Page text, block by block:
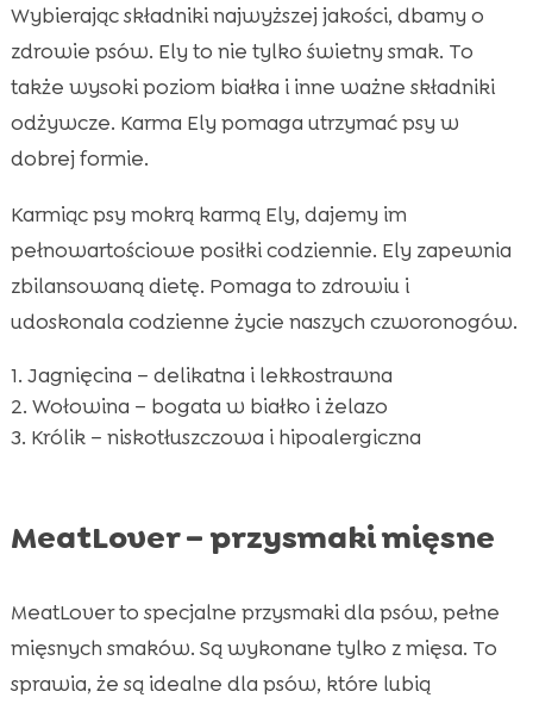
Wybierając składniki najwyższej jakości, dbamy o
zdrowie psów. Ely to nie tylko świetny smak. To
także wysoki poziom białka i inne ważne składniki
odżywcze. Karma Ely pomaga utrzymać psy w
dobrej formie.
Karmiąc psy mokrą karmą Ely, dajemy im
pełnowartościowe posiłki codziennie. Ely zapewnia
zbilansowaną dietę. Pomaga to zdrowiu i
udoskonala codzienne życie naszych czworonogów.
Jagnięcina – delikatna i lekkostrawna
Wołowina – bogata w białko i żelazo
Królik – niskotłuszczowa i hipoalergiczna
MeatLover – przysmaki mięsne
MeatLover to specjalne przysmaki dla psów, pełne
mięsnych smaków. Są wykonane tylko z mięsa. To
sprawia, że są idealne dla psów, które lubią